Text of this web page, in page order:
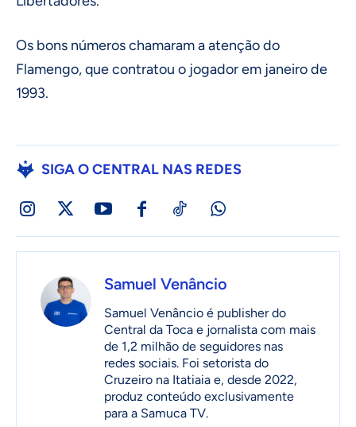
Os bons números chamaram a atenção do
Flamengo, que contratou o jogador em janeiro de
1993.
SIGA O CENTRAL NAS REDES
Samuel Venâncio
Samuel Venâncio é publisher do
Central da Toca e jornalista com mais
de 1,2 milhão de seguidores nas
redes sociais. Foi setorista do
Cruzeiro na Itatiaia e, desde 2022,
produz conteúdo exclusivamente
para a Samuca TV.